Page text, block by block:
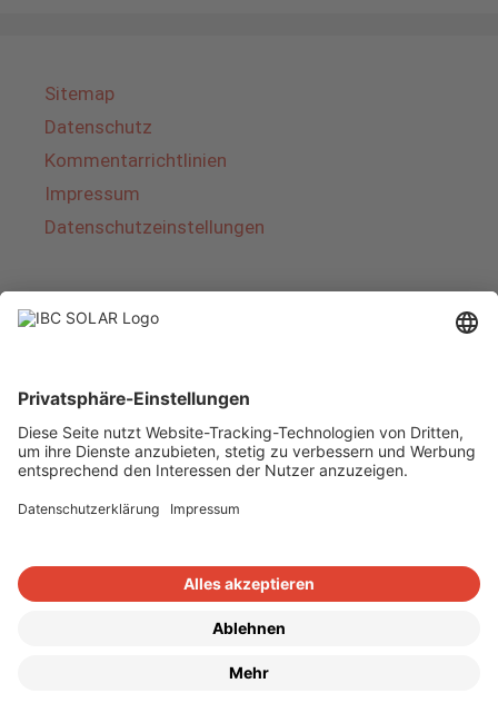
Sitemap
Datenschutz
Kommentarrichtlinien
Impressum
Datenschutzeinstellungen
Über IBC SOLAR
von Energielösungen und Dienstleistungen im
Bereich Photovoltaik und Speicher. Das
Unternehmen bietet Komplettsysteme an und
deckt das gesamte Spektrum von der Planung
bis zur schlüsselfertigen Übergabe von
Energielösungen für Eigenheime, Gewerbe und
Industrie sowie Solarparks.